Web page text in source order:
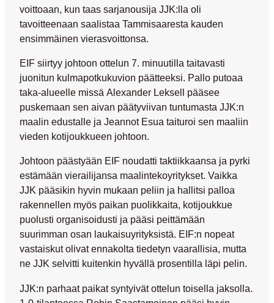
voittoaan, kun taas sarjanousija JJK:lla oli
tavoitteenaan saalistaa Tammisaaresta kauden
ensimmäinen vierasvoittonsa.
EIF siirtyy johtoon ottelun 7. minuutilla taitavasti
juonitun kulmapotkukuvion päätteeksi. Pallo putoaa
taka-alueelle missä Alexander Leksell pääsee
puskemaan sen aivan päätyviivan tuntumasta JJK:n
maalin edustalle ja Jeannot Esua taituroi sen maaliin
vieden kotijoukkueen johtoon.
Johtoon päästyään EIF noudatti taktiikkaansa ja pyrki
estämään vierailijansa maalintekoyritykset. Vaikka
JJK pääsikin hyvin mukaan peliin ja hallitsi palloa
rakennellen myös paikan puolikkaita, kotijoukkue
puolusti organisoidusti ja pääsi peittämään
suurimman osan laukaisuyrityksistä. EIF:n nopeat
vastaiskut olivat ennakolta tiedetyn vaarallisia, mutta
ne JJK selvitti kuitenkin hyvällä prosentilla läpi pelin.
JJK:n parhaat paikat syntyivät ottelun toisella jaksolla.